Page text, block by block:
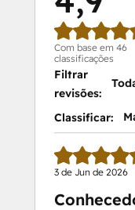
Com base em 46
classificações
Filtrar
revisões:
Classificar:
3 de Jun de 2026